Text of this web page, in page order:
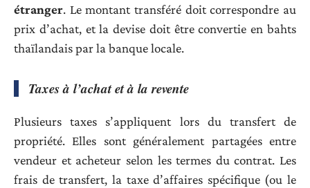
étranger. Le montant transféré doit correspondre au
prix d’achat, et la devise doit être convertie en bahts
thaïlandais par la banque locale.
Taxes à l’achat et à la revente
Plusieurs taxes s’appliquent lors du transfert de
propriété. Elles sont généralement partagées entre
vendeur et acheteur selon les termes du contrat. Les
frais de transfert, la taxe d’affaires spécifique (ou le